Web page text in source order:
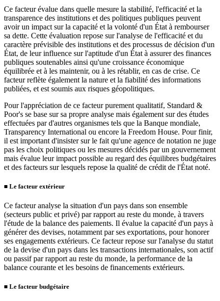
Ce facteur évalue dans quelle mesure la stabilité, l'efficacité et la
transparence des institutions et des politiques publiques peuvent
avoir un impact sur la capacité et la volonté d'un État à rembourser
sa dette. Cette évaluation repose sur l'analyse de l'efficacité et du
caractère prévisible des institutions et des processus de décision d'un
État, de leur influence sur l'aptitude d'un État à assurer des finances
publiques soutenables ainsi qu'une croissance économique
équilibrée et à les maintenir, ou à les rétablir, en cas de crise. Ce
facteur reflète également la nature et la fiabilité des informations
publiées, et est soumis aux risques géopolitiques.
Pour l'appréciation de ce facteur purement qualitatif, Standard &
Poor's se base sur sa propre analyse mais également sur des études
effectuées par d'autres organismes tels que la Banque mondiale,
Transparency International ou encore la Freedom House. Pour finir,
il est important d'insister sur le fait qu'une agence de notation ne juge
pas les choix politiques ou les mesures décidés par un gouvernement
mais évalue leur impact possible au regard des équilibres budgétaires
et des facteurs sur lesquels repose la qualité de crédit de l'État noté.
■ Le facteur extérieur
Ce facteur analyse la situation d'un pays dans son ensemble
(secteurs public et privé) par rapport au reste du monde, à travers
l'étude de la balance des paiements. Il évalue la capacité d'un pays à
générer des devises, notamment par ses exportations, pour honorer
ses engagements extérieurs. Ce facteur repose sur l'analyse du statut
de la devise d'un pays dans les transactions internationales, son actif
ou passif par rapport au reste du monde, la performance de la
balance courante et les besoins de financements extérieurs.
■ Le facteur budgétaire